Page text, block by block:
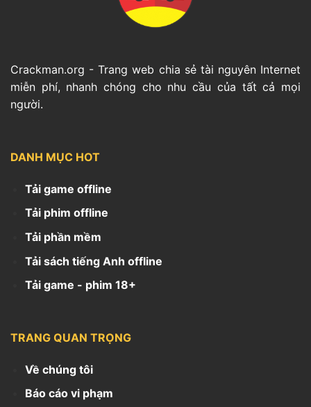
Crackman.org - Trang web chia sẻ tài nguyên Internet
miễn phí, nhanh chóng cho nhu cầu của tất cả mọi
người.
DANH MỤC HOT
Tải game offline
Tải phim offline
Tải phần mềm
Tải sách tiếng Anh offline
Tải game - phim 18+
TRANG QUAN TRỌNG
Về chúng tôi
Báo cáo vi phạm